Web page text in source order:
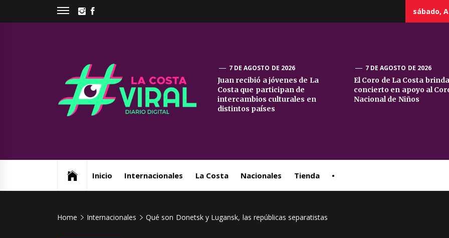
INSTAGRAM
sábado,
La
Costa
7 DE AGOSTO DE 2026
Juan recibió a jóvenes de La
Costa que participan de
intercambios culturales en
distintos países
7 DE AGOSTO DE 2026
El Coro de La Costa
concierto en apoyo al
Nacional de Niños
Inicio Internacionales La Costa Nacionales Tienda •
Home Internacionales Qué son Donetsk y Lugansk, las repúblicas separatistas